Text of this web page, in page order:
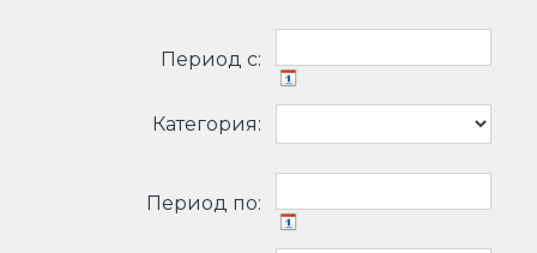
Период c:
Категория:
Период по: